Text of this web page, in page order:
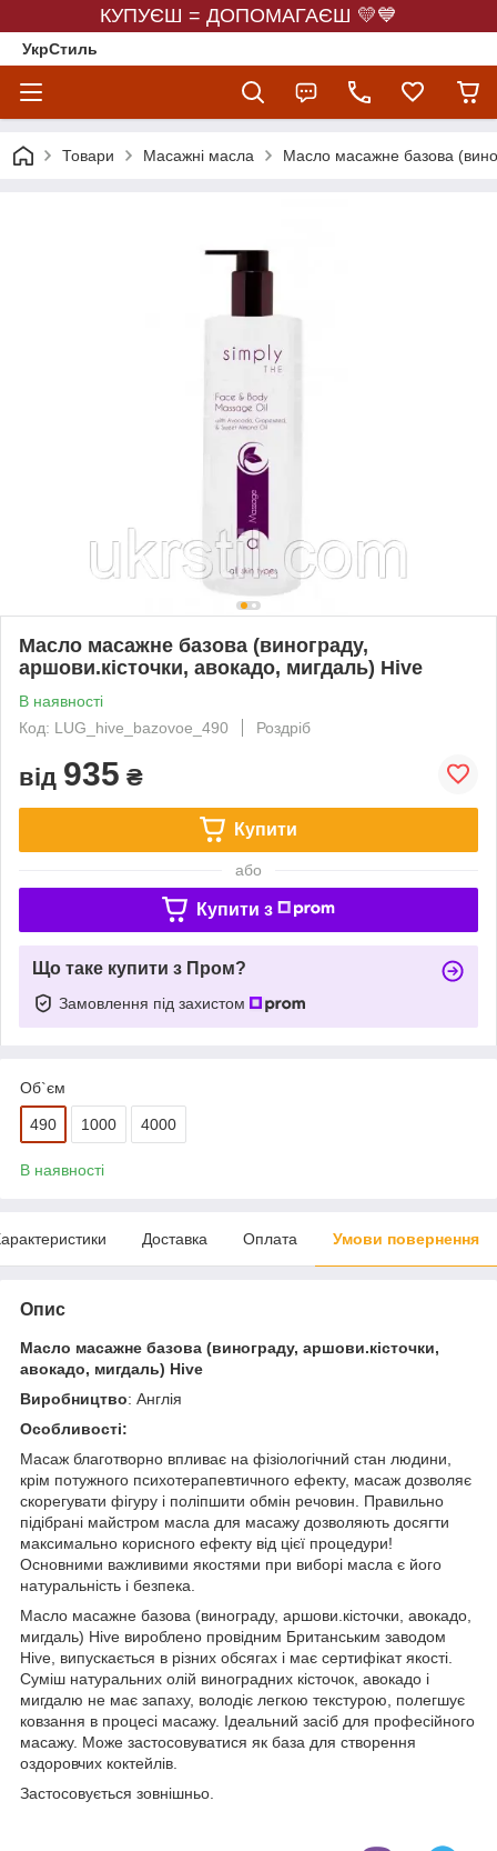
КУПУЄШ = ДОПОМАГАЄШ 💛💙
УкрСтиль
Товари Масажні масла Масло масажне базова
Масло масажне базова (винограду,
аршови.кісточки, авокадо, мигдаль) Hive
В наявності
Код: LUG_hive_bazovoe_490
Роздріб
від 935 ₴
Купити
або
Купити з
Що таке купити з Пром?
Замовлення під захистом
Об`єм
490 1000 4000
В наявності
Доставка Оплата Умови повернення
Опис
Масло масажне базова (винограду, аршови.кісточки,
авокадо, мигдаль) Hive
Виробництво: Англія
Особливості:
Масаж благотворно впливає на фізіологічний стан людини,
крім потужного психотерапевтичного ефекту, масаж дозволяє
скорегувати фігуру і поліпшити обмін речовин. Правильно
підібрані майстром масла для масажу дозволяють досягти
максимально корисного ефекту від цієї процедури!
Основними важливими якостями при виборі масла є його
натуральність і безпека.
Масло масажне базова (винограду, аршови.кісточки, авокадо,
мигдаль) Hive вироблено провідним Британським заводом
Hive, випускається в різних обсягах і має сертифікат якості.
Суміш натуральних олій виноградних кісточок, авокадо і
мигдалю не має запаху, володіє легкою текстурою, полегшує
ковзання в процесі масажу. Ідеальний засіб для професійного
масажу. Може застосовуватися як база для створення
оздоровчих коктейлів.
Застосовується зовнішньо.